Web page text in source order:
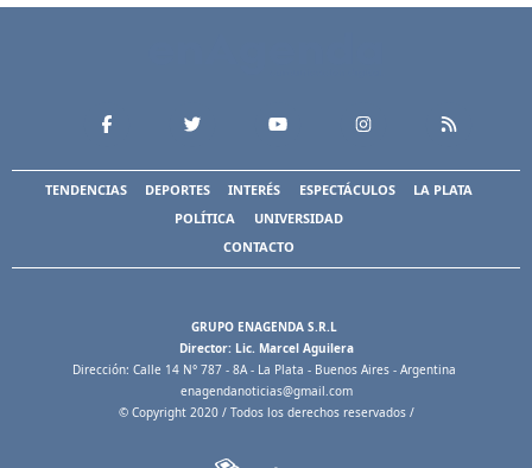
TENDENCIAS DEPORTES INTERÉS ESPECTÁCULOS
LA PLATA
POLÍTICA
UNIVERSIDAD
CONTACTO
GRUPO ENAGENDA S.R.L
Director: Lic. Marcel Aguilera
Dirección: Calle 14 N° 787 - 8A - La Plata - Buenos Aires - Argentina
enagendanoticias@gmail.com
© Copyright 2020 / Todos los derechos reservados /